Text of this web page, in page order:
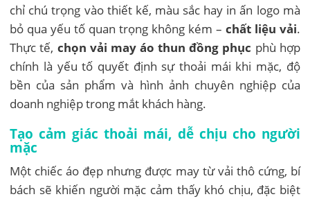
chỉ chú trọng vào thiết kế, màu sắc hay in ấn logo mà
bỏ qua yếu tố quan trọng không kém – chất liệu vải.
Thực tế, chọn vải may áo thun đồng phục phù hợp
chính là yếu tố quyết định sự thoải mái khi mặc, độ
bền của sản phẩm và hình ảnh chuyên nghiệp của
doanh nghiệp trong mắt khách hàng.
Tạo cảm giác thoải mái, dễ chịu cho người
mặc
Một chiếc áo đẹp nhưng được may từ vải thô cứng, bí
bách sẽ khiến người mặc cảm thấy khó chịu, đặc biệt